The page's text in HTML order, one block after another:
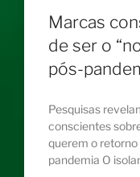
Marcas
de ser o
pós-
Pesquisas
conscientes
querem o
pandemia O